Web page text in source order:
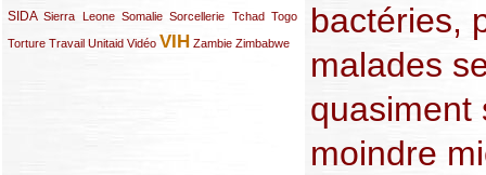
SIDA
(29/289)Sierra Leone
(13/289) Somalie
(12/289) Sorcellerie
(19/289) Tchad
(10/289) Togo
(15/289)
Torture
(17/289)Travail
(21/289) Unitaid
(26/289) Vidéo
(23/289) VIH
(154/289) Zambie
(12/289) Zimbabwe
(21/289)
bactéries,
malades
quasiment
moindre